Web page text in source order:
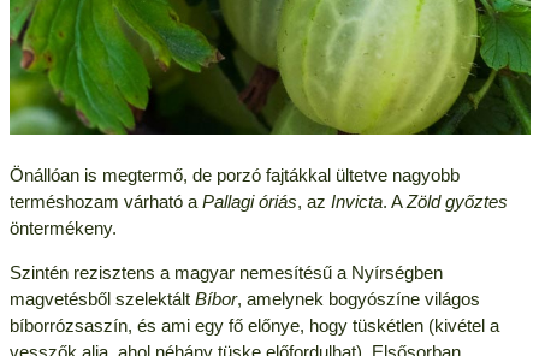
Önállóan is megtermő, de porzó fajtákkal ültetve nagyobb
terméshozam várható a Pallagi óriás, az Invicta. AZöld győztes
öntermékeny.
Szintén rezisztens a magyar nemesítésű a Nyírségben
magvetésből szelektált Bíbor, amelynek bogyószíne világos
bíborrózsaszín, és ami egy fő előnye, hogy tüskétlen (kivétel a
vesszők alja, ahol néhány tüske előfordulhat). Elsősorban